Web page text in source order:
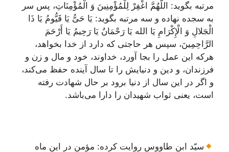
مرتبه بگوید: اللَّهُمَّ اغْفِرْ لِلْمُؤْمِنِینَ وَ الْمُؤْمِنَاتِ، پس سر
به سجده نهاده و سه مرتبه بگوید: یَا حَیُّ یَا قَیُّومُ یَا ذَا
الْجَلالِ وَ الْإِکْرَامِ یَا الله یَا رَحْمَانُ یَا رَحِیمُ یَا أَرْحَمَ
الرَّاحِمِینَ، سپس هر حاجتی که دارد از خدا بخواهد،
هرکه این عمل را بجا آورد، خداوند، خود و مال و زن و
فرزندان، و دین و دنیایش را تا سال آینده حفظ می‌کند،
و اگر در این سال از دنیا برود بر حال شهادت رفته
است، یعنی ثواب شهیدان را دارا می‌باشد.
سیّد ابن طاووس روایت کرده: مؤمن در این ماه